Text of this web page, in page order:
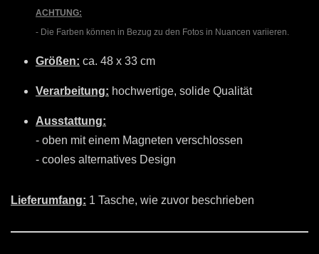
ACHTUNG:
- Die Farben können in Bezug zu den Fotos in Nuancen variieren.
Größen: ca. 48 x 33 cm
Verarbeitung: hochwertige, solide Qualität
Ausstattung:
- oben mit einem Magneten verschlossen
- cooles alternatives Design
Lieferumfang: 1 Tasche, wie zuvor beschrieben